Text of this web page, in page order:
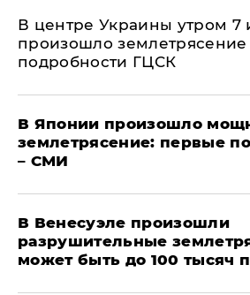
В центре Украины утром 7
произошло землетрясение
подробности ГЦСК
В Японии произошло
землетрясение: первые
– СМИ
В Венесуэле произошли
разрушительные
может быть до 100 тысяч